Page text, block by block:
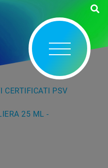
CERTIFICATI PSV
25 ML -